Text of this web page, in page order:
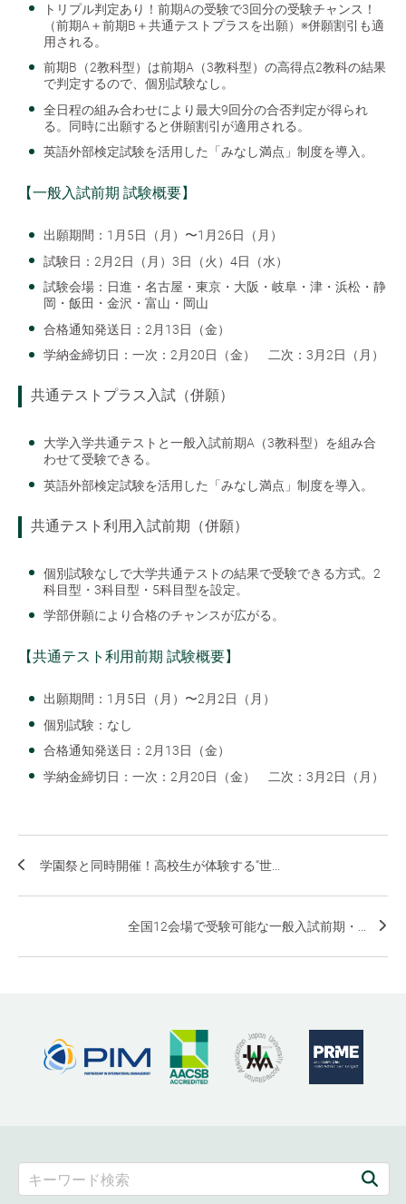
トリプル判定あり！前期Aの受験で3回分の受験チャンス！
（前期A＋前期B＋共通テストプラスを出願）※併願割引も適
用される。
前期B（2教科型）は前期A（3教科型）の高得点2教科の結果
で判定するので、個別試験なし。
全日程の組み合わせにより最大9回分の合否判定が得られ
る。同時に出願すると併願割引が適用される。
英語外部検定試験を活用した「みなし満点」制度を導入。
【一般入試前期 試験概要】
出願期間：1月5日（月）〜1月26日（月）
試験日：2月2日（月）3日（火）4日（水）
試験会場：日進・名古屋・東京・大阪・岐阜・津・浜松・静
岡・飯田・金沢・富山・岡山
合格通知発送日：2月13日（金）
学納金締切日：一次：2月20日（金） 二次：3月2日（月）
共通テストプラス入試（併願）
大学入学共通テストと一般入試前期A（3教科型）を組み合
わせて受験できる。
英語外部検定試験を活用した「みなし満点」制度を導入。
共通テスト利用入試前期（併願）
個別試験なしで大学共通テストの結果で受験できる方式。2
科目型・3科目型・5科目型を設定。
学部併願により合格のチャンスが広がる。
【共通テスト利用前期 試験概要】
出願期間：1月5日（月）〜2月2日（月）
個別試験：なし
合格通知発送日：2月13日（金）
学納金締切日：一次：2月20日（金） 二次：3月2日（月）
学園祭と同時開催！高校生が体験する“世...
全国12会場で受験可能な一般入試前期・...